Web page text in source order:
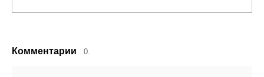
Комментарии 0.